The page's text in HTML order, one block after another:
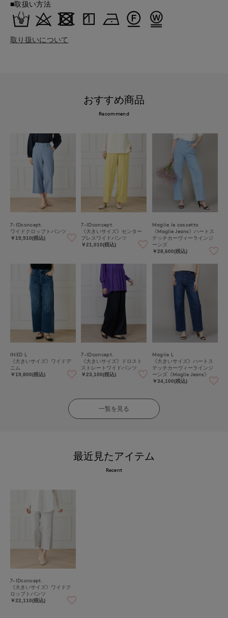
■取扱い方法
取り扱いについて
おすすめ商品
Recommend
7-IDconcept.
ワイドクロップトパンツ
￥19,910(税込)
7-IDconcept.
《大きいサイズ》センター
プレスワイドパンツ
￥21,010(税込)
Maglie le cassetto
《Maglie Jeans》ハートス
テッチカーヴィーラインジ
ーンズ
￥28,600(税込)
INED L
《大きいサイズ》ワイドデ
ニム
￥19,800(税込)
7-IDconcept.
《大きいサイズ》ドロスト
ストレートワイドパンツ
￥23,100(税込)
Maglie L
《大きいサイズ》ハートス
テッチカーヴィーラインジ
ーンズ《Maglie Jeans》
￥34,100(税込)
一覧を見る
最近見たアイテム
Recent
7-IDconcept.
《大きいサイズ》ワイドク
ロップトパンツ
￥22,110(税込)